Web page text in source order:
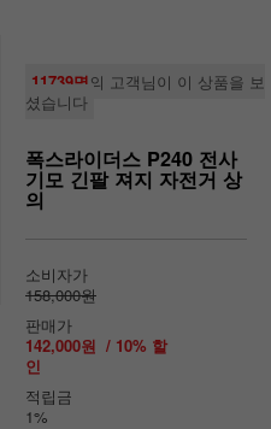
11739명의 고객님이 이 상품을 보
셨습니다
폭스라이더스 P240 전사
기모 긴팔 져지 자전거 상
의
소비자가
158,000원
판매가
142,000원 / 10% 할
인
적립금
1%